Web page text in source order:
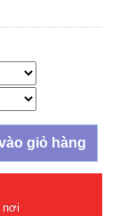
giỏ hàng
nơi